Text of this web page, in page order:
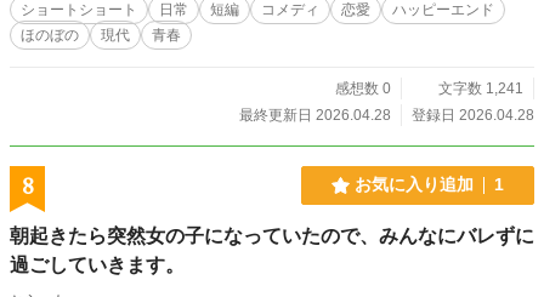
ショートショート 日常 短編 コメディ 恋愛
ハッピーエンド
ほのぼの
現代 青春
感想数 0
文字数 1,241
最終更新日 2026.04.28
登録日 2026.04.28
8 お気に入り追加 1
朝起きたら突然女の子になっていたので、みんなにバレずに
過ごしていきます。